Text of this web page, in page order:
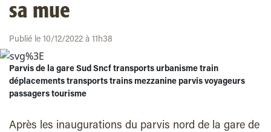
sa mue
Publié le 10/12/2022 à 11h38
Parvis de la gare Sud Sncf transports urbanisme train
déplacements transports trains mezzanine parvis voyageurs
passagers tourisme
Après les inaugurations du parvis nord de la gare de